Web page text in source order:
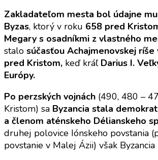
Zakladateľom mesta bol údajne
Byzas, ktorý v roku 658 pred
Megary s osadníkmi z vlastného
stalo súčasťou Achajmenovskej ríše
pred Kristom, keď kráľ Darius I.
Európy.
Po perzských vojnách (490, 480 –
Kristom) sa Byzancia stala
a členom aténskeho Délianskeho
druhej polovice Iónskeho povstania
povstanie v Malej Ázii) však Byzancia